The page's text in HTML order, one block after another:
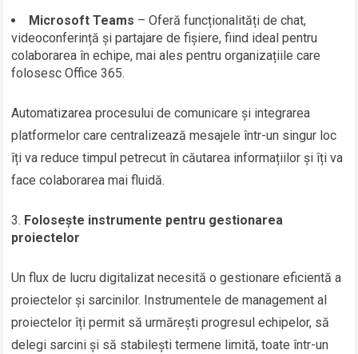
Microsoft Teams – Oferă funcționalități de chat,
videoconferință și partajare de fișiere, fiind ideal pentru
colaborarea în echipe, mai ales pentru organizațiile care
folosesc Office 365.
Automatizarea procesului de comunicare și integrarea
platformelor care centralizează mesajele într-un singur loc
îți va reduce timpul petrecut în căutarea informațiilor și îți va
face colaborarea mai fluidă.
Folosește instrumente pentru gestionarea
proiectelor
Un flux de lucru digitalizat necesită o gestionare eficientă a
proiectelor și sarcinilor. Instrumentele de management al
proiectelor îți permit să urmărești progresul echipelor, să
delegi sarcini și să stabilești termene limită, toate într-un